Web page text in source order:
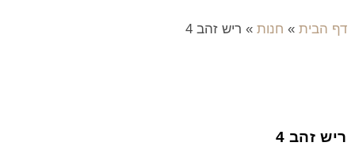
דף הבית » חנות » ריש זהב 4
ריש זהב 4